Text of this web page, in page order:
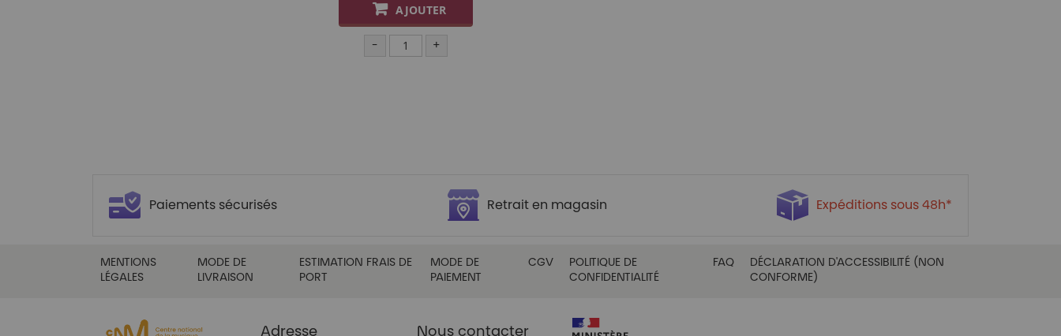
AJOUTER
- +
Paiements sécurisés Retrait en magasin Expéditions sous 48h*
MENTIONS
LÉGALES
MODE DE
LIVRAISON
ESTIMATION FRAIS DE
PORT
MODE DE
PAIEMENT
CGV
POLITIQUE DE
CONFIDENTIALITÉ
FAQ
DÉCLARATION D'ACCESSIBILITÉ (NON
CONFORME)
Adresse Nous contacter